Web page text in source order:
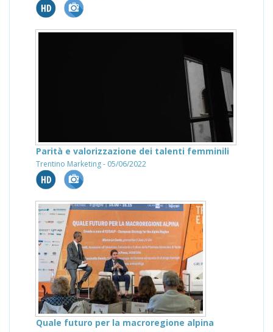
Parità e valorizzazione dei talenti femminili
Trentino Marketing - 05/06/2022
Quale futuro per la macroregione alpina